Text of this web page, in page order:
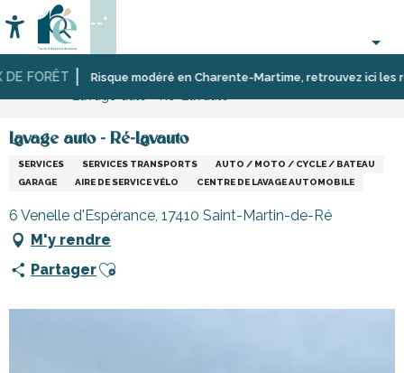
au
contenu
principal
FORÊT Risque modéré en Charente-Martime, retrouvez ici les
Accessibilité
Recherche
--°
Accueil S’informerCommerces,
services
Commerces
de
Ré
Lavage auto - Ré-Lavauto
SERVICES SERVICES TRANSPORTS
AUTO / MOTO / CYCLE / BATEAU
GARAGE
AIRE DE SERVICE VÉLO CENTRE DE LAVAGE AUTOMOBILE
6 Venelle d'Espérance, 17410 Saint-Martin-de-Ré
M'y rendre
PartagerAjouter aux favoris